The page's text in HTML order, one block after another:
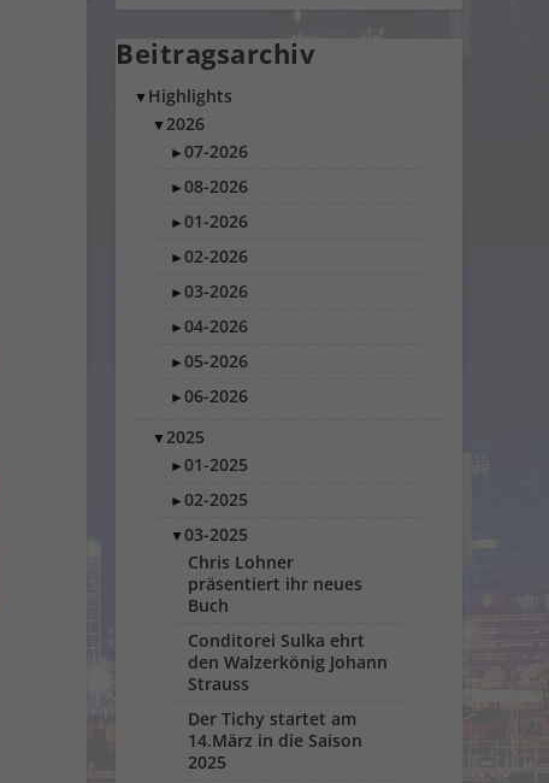
Beitragsarchiv
▼ Highlights
▼ 2026
►07-2026
►08-2026
►01-2026
►02-2026
►03-2026
►04-2026
►05-2026
►06-2026
▼ 2025
►01-2025
►02-2025
▼03-2025
Chris Lohner
präsentiert ihr neues
Buch
Conditorei Sulka ehrt
den Walzerkönig Johann
Strauss
Der Tichy startet am
14.März in die Saison
2025